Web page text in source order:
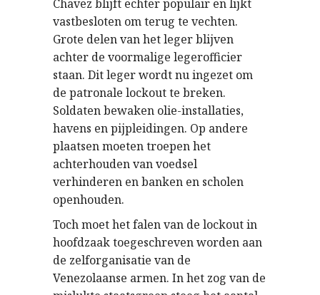
Chavez blijft echter populair en lijkt
vastbesloten om terug te vechten.
Grote delen van het leger blijven
achter de voormalige legerofficier
staan. Dit leger wordt nu ingezet om
de patronale lockout te breken.
Soldaten bewaken olie-installaties,
havens en pijpleidingen. Op andere
plaatsen moeten troepen het
achterhouden van voedsel
verhinderen en banken en scholen
openhouden.
Toch moet het falen van de lockout in
hoofdzaak toegeschreven worden aan
de zelforganisatie van de
Venezolaanse armen. In het zog van de